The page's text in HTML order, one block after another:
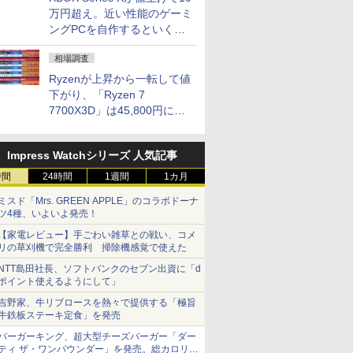
万円超え。近い性能のゲーミ
ングPCを自作するといくら
になる？
相場調査
Ryzenが上昇から一転して値
下がり、「Ryzen 7
7700X3D」は45,800円に急
との価格逆転解消 [8月前半の
CPU価格]
Impress Watchシリーズ 人気記事
24時間 1週間 1カ月
スド「Mrs. GREEN APPLE」のコラボドーナ
4種、いよいよ発売！
家電レビュー】手ごわい雑草との戦い、コメ
の草刈機で完全勝利 掃除機感覚で使えた
島田社長、ソフトバンクのセブン出資に「d
イント使えるようにして」
野家、牛リブロースを熱々で提供する「極旨
鉄板ステーキ定食」を発売
ーガーキング、超大型チーズバーガー「ダー
ィ ザ・ワンパウンダー」を発売。総カロリー